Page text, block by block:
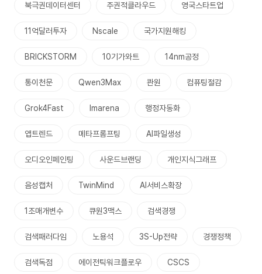
북극권데이터센터 주권적클라우드 영국스타트업
11억달러투자 Nscale 국가지원해킹
BRICKSTORM 10기가와트 14nm공정
통이천문 Qwen3Max 콴원 컴퓨팅절감
Grok4Fast lmarena 행정자동화
앱트렌드 메타프롬프팅 AI파일생성
오디오인페인팅 사운드브랜딩 개인지식그래프
음성캡처 TwinMind AI서비스확장
1조매개변수 큐원3맥스 검색경쟁
검색패러다임 노용석 3S-Up전략 경쟁정책
검색독점 에이전틱워크플로우 CSCS